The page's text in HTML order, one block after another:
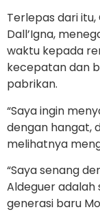
Terlepas dari
Dall’Igna,
waktu kepada
kecepatan dan
pabrikan.
“Saya ingin
dengan hangat,
melihatnya
“Saya senang
Aldeguer
generasi baru